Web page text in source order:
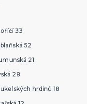
33
52
21
28
hrdinů 18